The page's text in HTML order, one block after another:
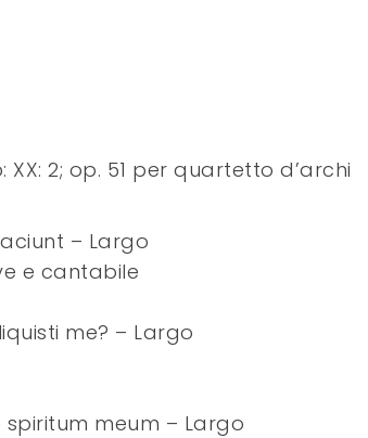
2; op. 51 per quartetto d’archi
– Largo
e cantabile
me? – Largo
meum – Largo